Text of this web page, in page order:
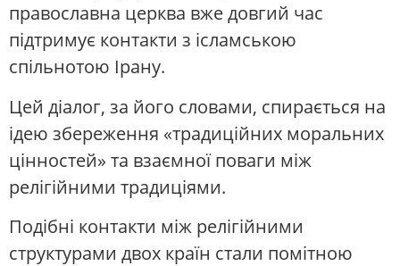
православна церква вже довгий час
підтримує контакти з ісламською
спільнотою Ірану.
Цей діалог, за його словами, спирається на
ідею збереження «традиційних моральних
цінностей» та взаємної поваги між
релігійними традиціями.
Подібні контакти між релігійними
структурами двох країн стали помітною